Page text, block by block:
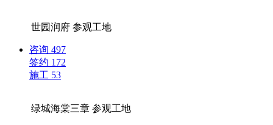
世园润府参观工地
咨询 497
签约 172
施工 53
绿城海棠三章参观工地